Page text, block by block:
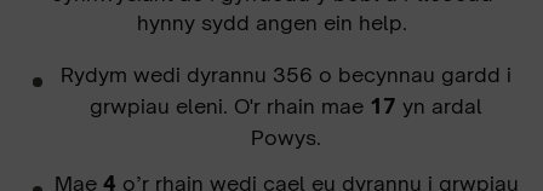
hynny sydd angen ein help.
Rydym wedi dyrannu 356 o becynnau gardd i
grwpiau eleni. O'r rhain mae 17 yn ardal
Powys.
Mae 4 o’r rhain wedi cael eu dyrannu i grwpiau